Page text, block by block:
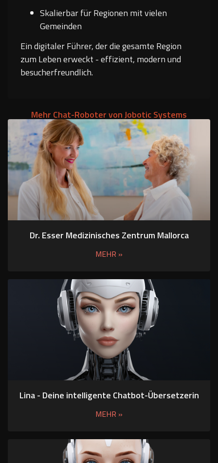
Skalierbar für Regionen mit vielen
Gemeinden
Ein digitaler Führer, der die gesamte Region
zum Leben erweckt - effizient, modern und
besucherfreundlich.
Mehr Chat-Roboter von Jobotic Systems
Dr. Esser Medizinisches Zentrum Mallorca
MEHR »
Lina - Deine intelligente Chatbot-Übersetzerin
MEHR »